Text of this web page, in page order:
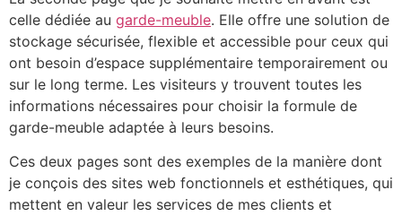
celle dédiée au garde-meuble. Elle offre une solution de
stockage sécurisée, flexible et accessible pour ceux qui
ont besoin d’espace supplémentaire temporairement ou
sur le long terme. Les visiteurs y trouvent toutes les
informations nécessaires pour choisir la formule de
garde-meuble adaptée à leurs besoins.
Ces deux pages sont des exemples de la manière dont
je conçois des sites web fonctionnels et esthétiques, qui
mettent en valeur les services de mes clients et